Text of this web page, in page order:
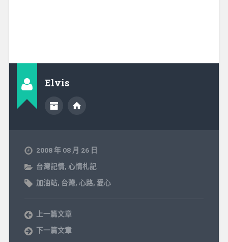
Elvis
2008 年 08 月 26 日
台灣記情, 心情札記
加油站, 台灣, 心路, 愛心
上一篇文章
下一篇文章